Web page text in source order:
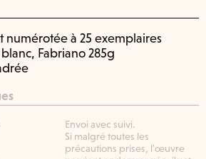
numérotée à 25 exemplaires
Fabriano 285g
Envoi avec suivi.
Si malgré toutes les
précautions prises, l'œuvre